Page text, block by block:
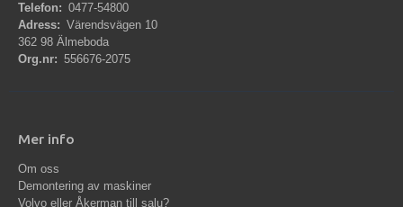
Telefon: 0477-54800
Adress: Värendsvägen 10
362 98 Älmeboda
Org.nr: 556676-2075
Mer info
Om oss
Demontering av maskiner
Volvo eller Åkerman till salu?